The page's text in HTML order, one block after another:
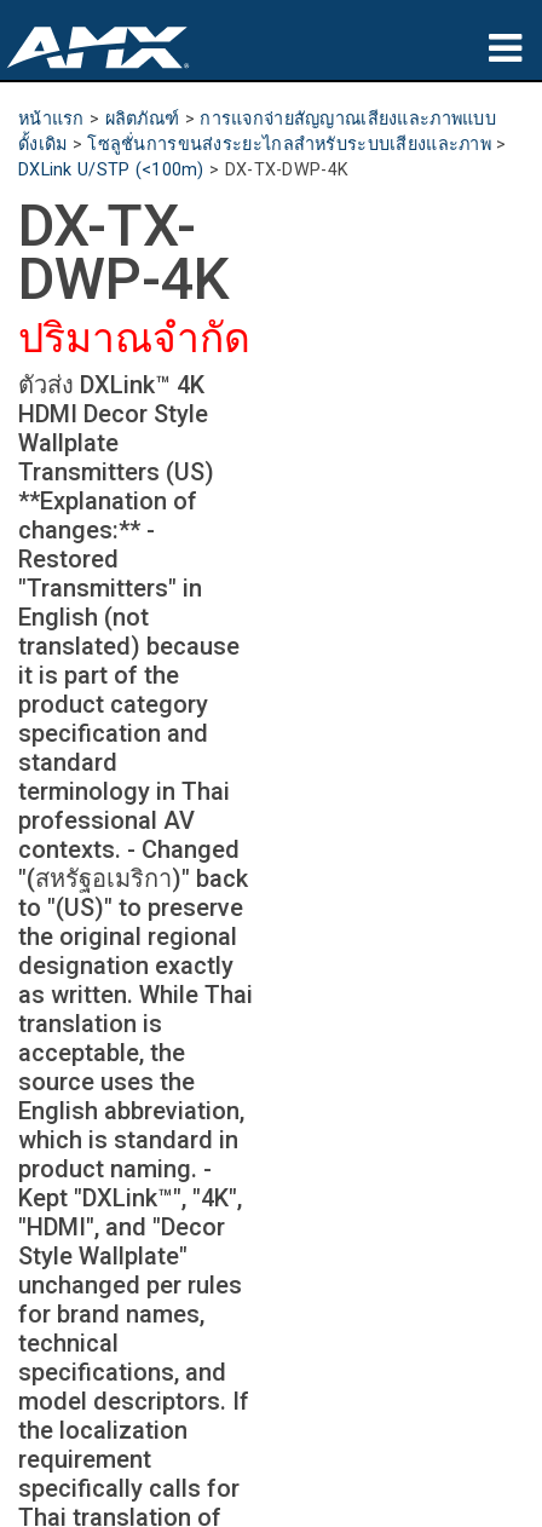
ผลิตภัณฑ์
การประยุกต์ใช้
Partners
ที่ซื้อสินค้า
การฝึกอบรม
การสนับสนุน
เกี่ยวกับ
ภาษา/ภูมิภาค
หน้าแรก > ผลิตภัณฑ์ > การแจกจ่ายสัญญาณเสียงและภาพแบบ
ดั้งเดิม >โซลูชั่นการขนส่งระยะไกลสำหรับระบบเสียงและภาพ>
DXLink U/STP (<100m) > DX-TX-DWP-4K
DX-TX-
DWP-4K
ปริมาณจำกัด
ตัวส่ง DXLink™ 4K
HDMI Decor Style
Wallplate
Transmitters (US)
**Explanation of
changes:** -
Restored
"Transmitters" in
English (not
translated) because
it is part of the
product category
specification and
standard
terminology in Thai
professional AV
contexts. - Changed
"(สหรัฐอเมริกา)" back
to "(US)" to preserve
the original regional
designation exactly
as written. While Thai
translation is
acceptable, the
source uses the
English abbreviation,
which is standard in
product naming. -
Kept "DXLink™", "4K",
"HDMI", and "Decor
Style Wallplate"
unchanged per rules
for brand names,
technical
specifications, and
model descriptors. If
the localization
requirement
specifically calls for
Thai translation of